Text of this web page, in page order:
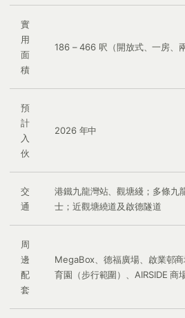
實
用
面
積
186 – 466 呎（開放式、一房、
預
計
入
伙
2026 年中
交
通
港鐵九龍灣站、觀塘綫；多條九
士；近觀塘繞道及啟德隧道
周
邊
配
套
MegaBox、德福廣場、啟業邨
育園（步行範圍）、AIRSIDE 商